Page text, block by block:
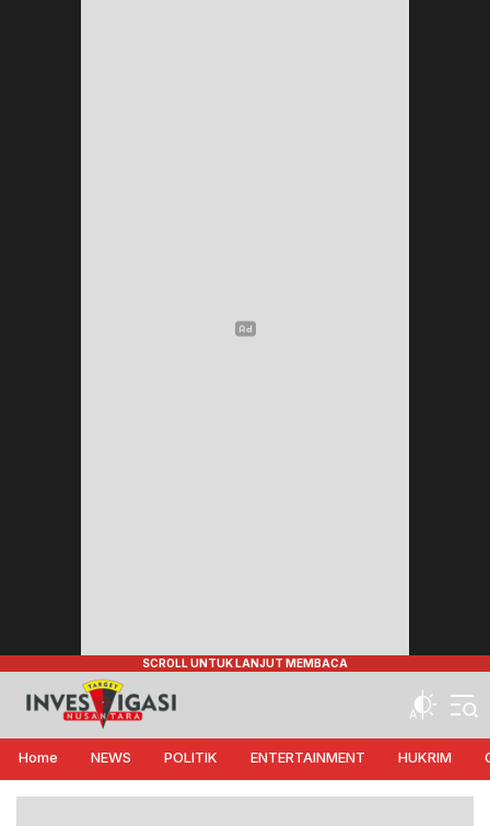
Target Investigasi Nusantara
Edukasi Nusantara
Home NEWS POLITIK ENTERTAINMENT HUKRIM